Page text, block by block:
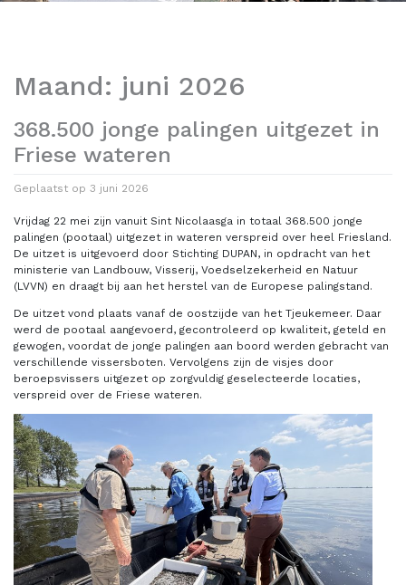
Maand: juni 2026
368.500 jonge palingen uitgezet in
Friese wateren
Geplaatst op 3 juni 2026
Vrijdag 22 mei zijn vanuit Sint Nicolaasga in totaal 368.500 jonge
palingen (pootaal) uitgezet in wateren verspreid over heel Friesland.
De uitzet is uitgevoerd door Stichting DUPAN, in opdracht van het
ministerie van Landbouw, Visserij, Voedselzekerheid en Natuur
(LVVN) en draagt bij aan het herstel van de Europese palingstand.
De uitzet vond plaats vanaf de oostzijde van het Tjeukemeer. Daar
werd de pootaal aangevoerd, gecontroleerd op kwaliteit, geteld en
gewogen, voordat de jonge palingen aan boord werden gebracht van
verschillende vissersboten. Vervolgens zijn de visjes door
beroepsvissers uitgezet op zorgvuldig geselecteerde locaties,
verspreid over de Friese wateren.